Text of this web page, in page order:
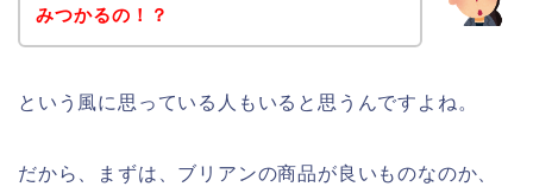
みつかるの！？
という風に思っている人もいると思うんですよね。
だから、まずは、ブリアンの商品が良いものなのか、